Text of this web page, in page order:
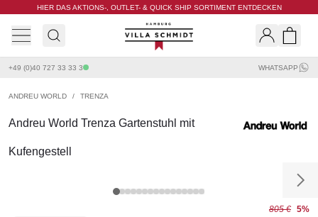
HIER DAS AKTIONS-, OUTLET- & QUICK SHIP SORTIMENT ENTDECKEN
Villa Schmidt
+49 (0)40 727 33 33 3 WHATSAPP
ANDREU WORLD / TRENZA
Andreu World Trenza Gartenstuhl mit
Kufengestell
805 € 5%